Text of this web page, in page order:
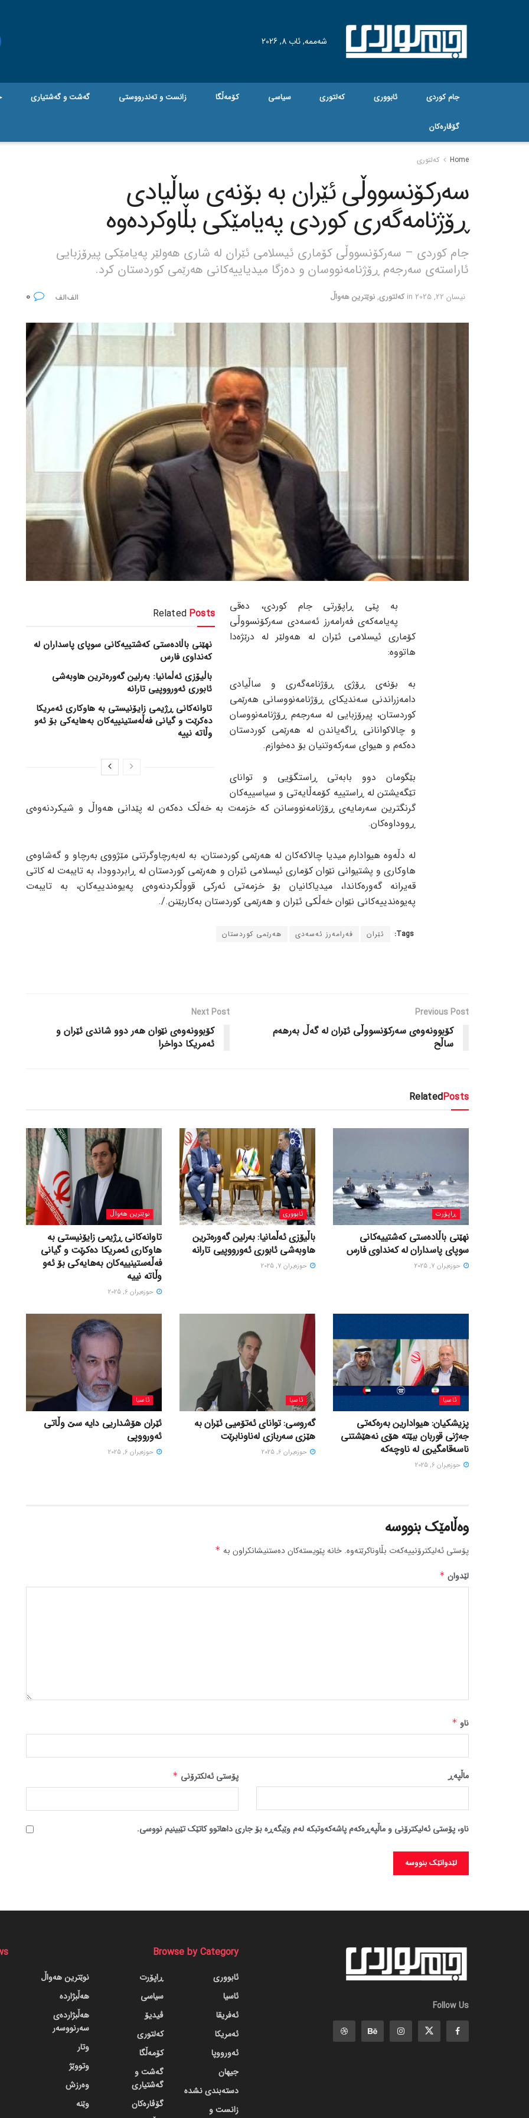
شەممە, ئاب 8, 2026
جام کوردی ئابووری کەلتوری سیاسی کۆمەڵگا زانست و تەندرووستی گه‌شت و گه‌شتیاری
گۆڤاره‌کان
Home کەلتوری
سەرکۆنسووڵی ئێران بە بۆنەی ساڵیادی
ڕۆژنامەگەری کوردی پەیامێکی بڵاوکردەوە
جام کوردی – سەرکۆنسووڵی کۆماری ئیسلامی ئێران لە شاری هەولێر پەیامێکی پیرۆزبایی
ئاراستەی سەرجەم ڕۆژنامەنووسان و دەزگا میدیاییەکانی هەرێمی کوردستان کرد.
نیسان 22, 2025 in کەلتوری,نوێترین هەواڵ
Related Posts
نهێنی باڵادەستی کەشتییەکانی سوپای پاسداران لە
کەنداوی فارس
باڵیۆزی ئەڵمانیا: بەرلین گەورەترین هاوبەشی
ئابوری ئەورووپیی تارانە
تاوانەکانی ڕژیمی زایۆنیستی بە هاوکاری ئەمریکا
دەکرێت و گیانی فەڵەستینییەکان بەهایەکی بۆ ئەو
وڵاتە نییە
بە پێی ڕاپۆرتی جام کوردی، دەقی
پەیامەکەی فەرامەرز ئەسەدی سەرکۆنسووڵی
کۆماری ئیسلامی ئێران لە هەولێر لە درێژەدا
هاتووە:
بە بۆنەی ڕۆژی ڕۆژنامەگەری و ساڵیادی
دامەزراندنی سەندیکای ڕۆژنامەنووسانی هەرێمی
کوردستان، پیرۆزبایی لە سەرجەم ڕۆژنامەنووسان
و چالاکوانانی ڕاگەیاندن لە هەرێمی کوردستان
دەکەم و هیوای سەرکەوتنیان بۆ دەخوازم.
بێگومان دوو بابەتی ڕاستگۆیی و توانای
تێگەیشتن لە ڕاستییە کۆمەڵایەتی و سیاسییەکان
گرنگترین سەرمایەی ڕۆژنامەنووسانن کە خزمەت بە خەڵک دەکەن لە پێدانی هەواڵ و شیکردنەوەی
ڕووداوەکان.
لە دڵەوە هیوادارم میدیا چالاکەکان لە هەرێمی کوردستان، بە لەبەرچاوگرتنی مێژووی بەرچاو و گەشاوەی
هاوکاری و پشتیوانی نێوان کۆماری ئیسلامی ئێران و هەرێمی کوردستان لە ڕابردوودا، بە تایبەت لە کاتی
قەیرانە گەورەکاندا، میدیاکانیان بۆ خزمەتی ئەرکی قووڵکردنەوەی پەیوەندییەکان، بە تایبەت
پەیوەندییەکانی نێوان خەڵکی ئێران و هەرێمی کوردستان بەکاربێنن./.
Tags: ئێران فەرامەرز ئەسەدی هەرێمی کوردستان
Previous Post
کۆبوونەوەی سەرکۆنسووڵی ئێران لە گەڵ بەرهەم
ساڵح
Next Post
کۆبوونەوەی نێوان هەر دوو شاندی ئێران و
ئەمریکا دواخرا
RelatedPosts
ڕاپۆرت
نهێنی باڵادەستی کەشتییەکانی
سوپای پاسداران لە کەنداوی فارس
حوزه‌یران 7, 2025
ئابووری
باڵیۆزی ئەڵمانیا: بەرلین گەورەترین
هاوبەشی ئابوری ئەورووپیی تارانە
حوزه‌یران 7, 2025
نوێترین هەواڵ
تاوانەکانی ڕژیمی زایۆنیستی بە
هاوکاری ئەمریکا دەکرێت و گیانی
فەڵەستینییەکان بەهایەکی بۆ ئەو
وڵاتە نییە
حوزه‌یران 6, 2025
ئاسیا
پزیشکیان: هیوادارین بەرەکەتی
جەژنی قوربان ببێتە هۆی نەهێشتنی
ناسەقامگیری لە ناوچەکە
حوزه‌یران 6, 2025
ئاسیا
گەروسی: توانای ئەتۆمیی ئێران بە
هێزی سەربازی لەناونابرێت
حوزه‌یران 6, 2025
ئاسیا
ئێران هۆشداریی دایە سێ وڵاتی
ئەورووپی
حوزه‌یران 6, 2025
وەڵامێک بنووسە
پۆستی ئەلیکترۆنییەکەت بڵاوناکرێتەوە. خانە پێویستەکان دەستنیشانکراون بە *
لێدوان *
ناو *
پۆستی ئەلکترۆنی * ماڵپه‌ڕ
ناو، پۆستی ئەلیکترۆنی و ماڵپەڕەکەم پاشەکەوتبکە لەم وێبگەڕە بۆ جاری داهاتوو کاتێک تێبینیم نووسی.
Follow Us
Browse by Category
ئابووری
ئاسیا
ئەفریقا
ئەمریکا
ئەورووپا
جیهان
دسته‌بندی نشده
زانست و
ڕاپۆرت
سیاسی
ڤیدیۆ
کەلتوری
کۆمەڵگا
گه‌شت و
گه‌شتیاری
گۆڤاره‌کان
نوێترین هەواڵ
هەڵبژاردە
هەڵبژاردەی
سەرنووسەر
وتار
وتووێژ
وەرزش
وێنە